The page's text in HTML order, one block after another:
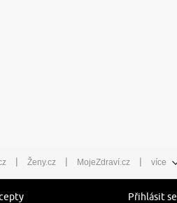
| Ženy.cz | MojeZdraví.cz | více
Přihlásit se